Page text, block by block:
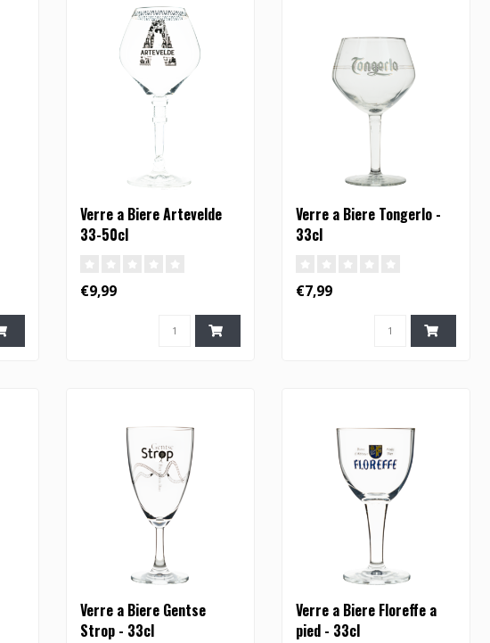
Verre a Biere Artevelde
33-50cl
€9,99
Verre a Biere Tongerlo -
33cl
€7,99
Verre a Biere Gentse
Strop - 33cl
Verre a Biere Floreffe a
pied - 33cl